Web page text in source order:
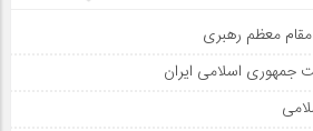
مقام معظم رهبری
جمهوری اسلامی ایران